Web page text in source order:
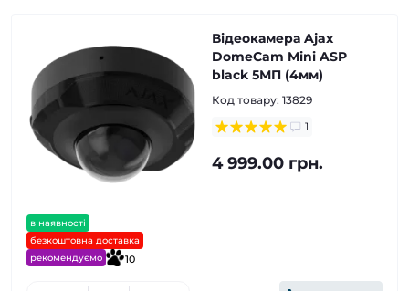
в наявності
безкоштовна доставка
рекомендуємо
10
Відеокамера Ajax
DomeCam Mini ASP
black 5МП (4мм)
Код товару: 13829
1
4 999.00 грн.